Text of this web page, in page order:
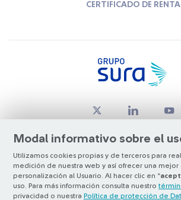
Modal informativo sobre el
Utilizamos cookies propias y de terceros para
medición de nuestra web y así ofrecer una mejor
personalización al Usuario. Al hacer clic en “
uso. Para más información consulta nuestro
privacidad o nuestra Política de protección de
CERTIFICADO DE RENTA
© Copyright Grupo SURA